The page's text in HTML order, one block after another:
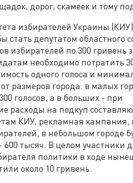
дорог, скамеек и тому
избирателей Украины
депутатом областного
избирателей по 300 гривень
необходимо потратить
одного голоса и
размеров города: в малых
голосов, а в больших - при
расходы на подкуп
КИУ, рекламная кампания,
в небольшом городе
тысяч. В целом участники
политики в ходе
около 10 гривень.